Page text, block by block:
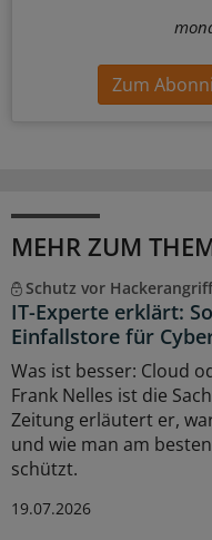
Zum
MEHR ZUM
Schutz vor
IT-Experte erklärt:
Einfallstore für
Was ist besser: Cloud
Frank Nelles ist die
Zeitung erläutert er,
und wie man am
schützt.
19.07.2026